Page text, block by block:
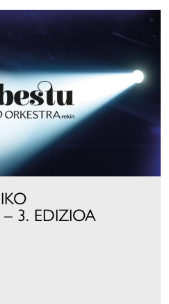
– 3. EDIZIOA